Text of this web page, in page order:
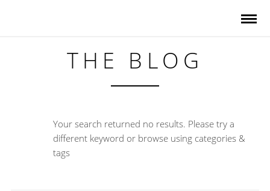
THE BLOG
Your search returned no results. Please try a
different keyword or browse using categories &
tags